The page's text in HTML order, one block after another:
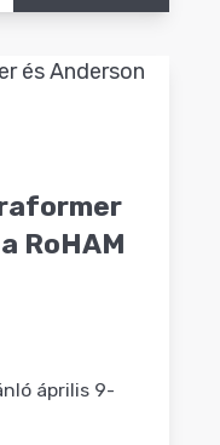
RoHAM
április 9-